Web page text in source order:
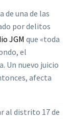
de una de las
por delitos
JGM que «toda
el
Un nuevo juicio
afecta
al distrito 17 de